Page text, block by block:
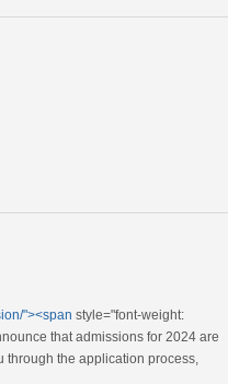
"><span style="font-weight:
that admissions for 2024 are
the application process,